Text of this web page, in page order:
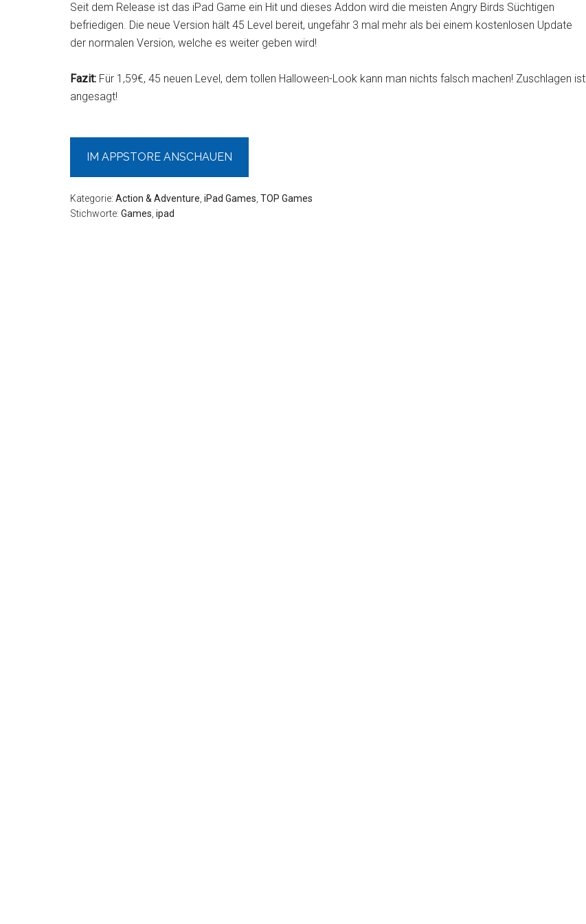
Seit dem Release ist das iPad Game ein Hit und dieses Addon wird die meisten Angry Birds Süchtigen
befriedigen. Die neue Version hält 45 Level bereit, ungefähr 3 mal mehr als bei einem kostenlosen Update
der normalen Version, welche es weiter geben wird!
Fazit: Für 1,59€, 45 neuen Level, dem tollen Halloween-Look kann man nichts falsch machen! Zuschlagen ist
angesagt!
IM APPSTORE ANSCHAUEN
Kategorie: Action & Adventure iPad Games TOP Games
Stichworte: Games ipad